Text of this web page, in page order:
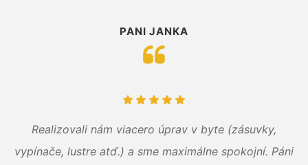
PANI JANKA
Realizovali nám viacero úprav v byte (zásuvky,
vypínače, lustre atď.) a sme maximálne spokojní. Páni